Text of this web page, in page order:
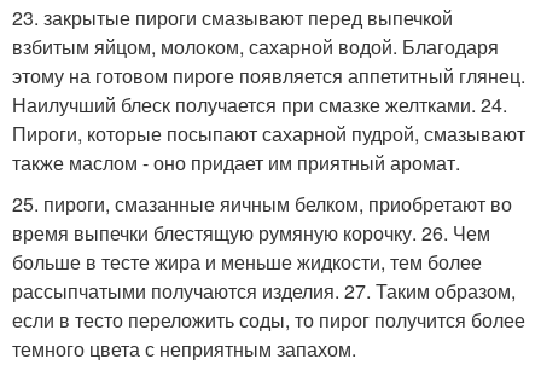
23. закрытые пироги смазывают перед выпечкой
взбитым яйцом, молоком, сахарной водой. Благодаря
этому на готовом пироге появляется аппетитный глянец.
Наилучший блеск получается при смазке желтками. 24.
Пироги, которые посыпают сахарной пудрой, смазывают
также маслом - оно придает им приятный аромат.
25. пироги, смазанные яичным белком, приобретают во
время выпечки блестящую румяную корочку. 26. Чем
больше в тесте жира и меньше жидкости, тем более
рассыпчатыми получаются изделия. 27. Таким образом,
если в тесто переложить соды, то пирог получится более
темного цвета с неприятным запахом.